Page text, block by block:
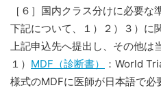
［６］国内クラス分けに必要な
下記について、１）２）３）に
上記申込先へ提出し、その他は
１） MDF（診断書）
：World
様式のMDFに医師が日本語で